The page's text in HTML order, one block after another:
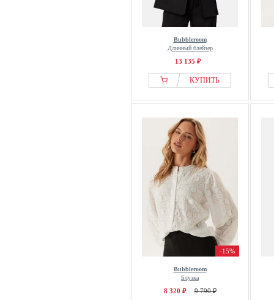
Bubbleroom
Длинный блейзер
13 135 ₽
КУПИТЬ
-15%
Bubbleroom
Блузка
8 320 ₽ 9 790 ₽